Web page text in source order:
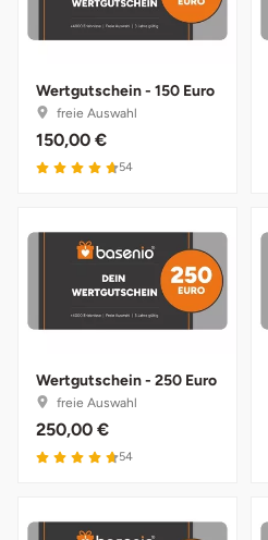
Wertgutschein - 150 Euro
freie Auswahl
150,00 €
4.7 von 5
54
Wertgutschein - 250 Euro
freie Auswahl
250,00 €
4.7 von 5
54
Kiel
Koblenz
Kronach
Landkreis Rostock
Langenselbold
Leutkirch